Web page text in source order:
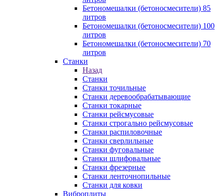
Бетономешалки (бетоносмесители) 85
литров
Бетономешалки (бетоносмесители) 100
литров
Бетономешалки (бетоносмесители) 70
литров
Станки
Назад
Станки
Станки точильные
Станки деревообрабатывающие
Станки токарные
Станки рейсмусовые
Станки строгально рейсмусовые
Станки распиловочные
Станки сверлильные
Станки фуговальные
Станки шлифовальные
Станки фрезерные
Станки ленточнопильные
Станки для ковки
Виброплиты